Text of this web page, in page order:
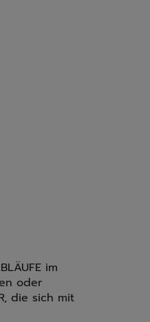
im
oder
die sich mit